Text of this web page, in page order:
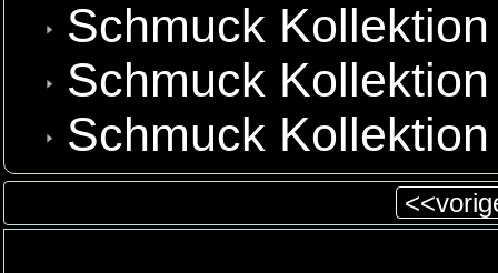
Schmuck
Schmuck
Schmuck